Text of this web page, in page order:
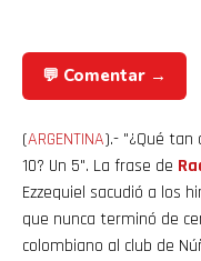
💬 Comentar →
(ARGENTINA).- "¿Qué tan
10? Un 5". La frase de
Ezzequiel sacudió a los
que nunca terminó de
colombiano al club de